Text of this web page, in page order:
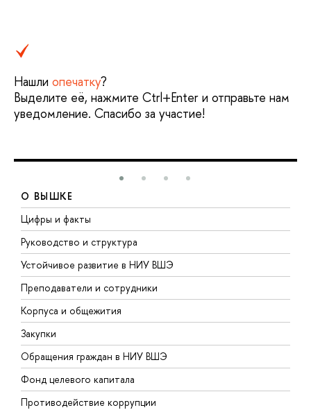
Нашли опечатку?
Выделите её, нажмите Ctrl+Enter и отправьте нам
уведомление. Спасибо за участие!
О ВЫШКЕ
Цифры и факты
Руководство и структура
Устойчивое развитие в НИУ ВШЭ
Преподаватели и сотрудники
Корпуса и общежития
Закупки
Обращения граждан в НИУ ВШЭ
Фонд целевого капитала
Противодействие коррупции